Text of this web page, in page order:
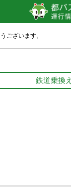
ございます。
鉄道乗換え